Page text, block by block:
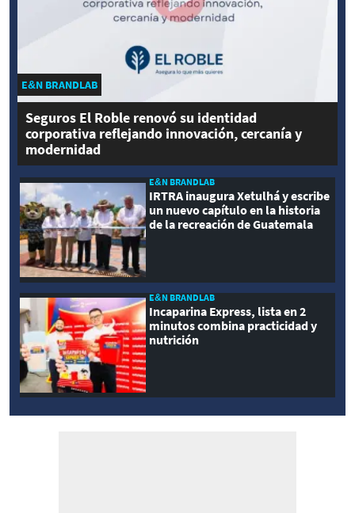
E&N BRANDLAB
Seguros El Roble renovó su identidad
corporativa reflejando innovación, cercanía y
modernidad
E&N BRANDLAB
IRTRA inaugura Xetulhá y escribe
un nuevo capítulo en la historia
de la recreación de Guatemala
E&N BRANDLAB
Incaparina Express, lista en 2
minutos combina practicidad y
nutrición